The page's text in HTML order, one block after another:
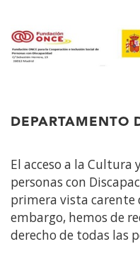
DEPARTAMENTO
El acceso a la Cultura
personas con
primera vista carente
embargo, hemos de
derecho de todas las